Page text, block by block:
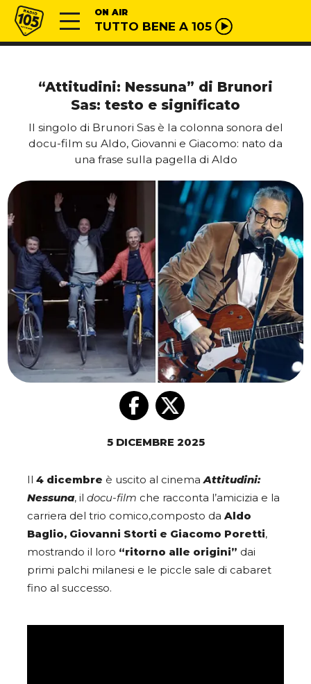
Vai al contenuto
Radio 105 ON AIR
TUTTO BENE A 105
“Attitudini: Nessuna” di Brunori
Sas: testo e significato
Il singolo di Brunori Sas è la colonna sonora del
docu-film su Aldo, Giovanni e Giacomo: nato da
una frase sulla pagella di Aldo
5 DICEMBRE 2025
4 dicembre è uscito al cinemaAttitudini:
Nessuna, il docu-film che racconta l’amicizia e la
carriera del trio comico,composto da Aldo
Baglio, Giovanni Storti e Giacomo Poretti,
mostrando il loro “ritorno alle origini” dai
primi palchi milanesi e le piccle sale di cabaret
fino al successo.